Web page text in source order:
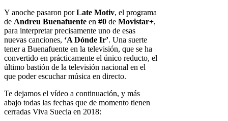
Y anoche pasaron porLate Motiv, el programa
de Andreu Buenafuente en #0 de Movistar+,
para interpretar precisamente uno de esas
nuevas canciones, ‘A Dónde Ir’. Una suerte
tener a Buenafuente en la televisión, que se ha
convertido en prácticamente el único reducto, el
último bastión de la televisión nacional en el
que poder escuchar música en directo.
Te dejamos el vídeo a continuación, y más
abajo todas las fechas que de momento tienen
cerradas Viva Suecia en 2018: